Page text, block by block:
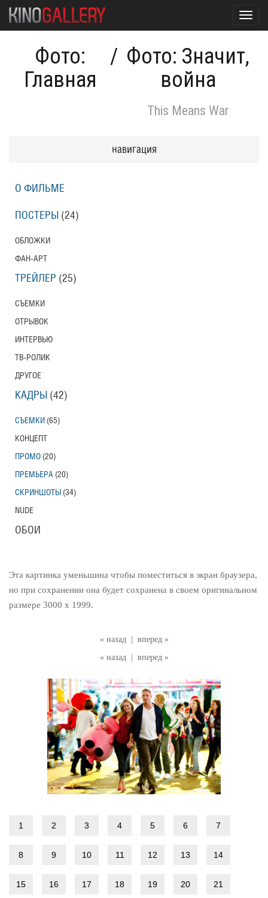
Фото:
Главная
/ Фото: Значит,
война
This Means War
« назад
вперед »
« назад
вперед »
Эта картинка уменьшина чтобы поместиться в экран браузера,
но при сохранении она будет сохранена в своем оригинальном
размере 3000 x 1999.
1 2 3 4 5 6 7
8 9 10 11 12 13 14
15 16 17 18 19 20 21
навигация
О ФИЛЬМЕ
ПОСТЕРЫ (24)
ОБЛОЖКИ
ФАН-АРТ
ТРЕЙЛЕР (25)
СЪЕМКИ
ОТРЫВОК
ИНТЕРВЬЮ
ТВ-РОЛИК
ДРУГОЕ
КАДРЫ (42)
СЪЕМКИ (65)
КОНЦЕПТ
ПРОМО (20)
ПРЕМЬЕРА (20)
СКРИНШОТЫ (34)
NUDE
ОБОИ